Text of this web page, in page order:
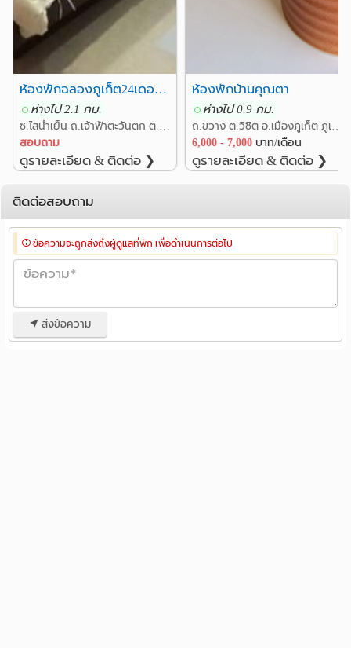
ห้องพักฉลองภูเก็ต24เดอะคลาว์ด
ห่างไป 2.1 กม.
สอบถาม
ดูรายละเอียด & ติดต่อ ❯
ห้องพักบ้านคุณตา
ห่างไป 0.9 กม.
6,000 - 7,000 บาท/เดือน
ดูรายละเอียด & ติดต่อ ❯
ติดต่อสอบถาม
ข้อความจะถูกส่งถึงผู้ดูแลที่พัก เพื่อดำเนินการต่อไป
ส่งข้อความ